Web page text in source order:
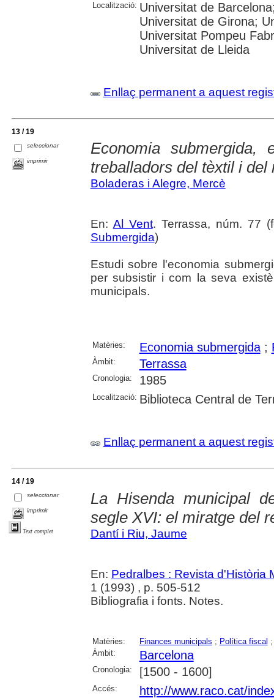
Localització: Universitat de
Universitat de Girona;
Universitat Pompeu
Universitat de Lleida
Enllaç permanent a aquest
13 / 19
seleccionar
imprimir
Economia
treballadors del tèxtil i del
Boladeras i Alegre, Mercè
En: Al Vent. Terrassa, núm. 77
Submergida)
Estudi sobre l'economia
per subsistir i com la seva
municipals.
Matèries: Economia submergida;
Àmbit: Terrassa
Cronologia: 1985
Localització: Biblioteca Central de
Enllaç permanent a aquest
14 / 19
seleccionar
imprimir
Text complet
La Hisenda municipal
segle XVI: el miratge del
Dantí i Riu, Jaume
En: Pedralbes : Revista d'Història
1 (1993) , p. 505-512
Bibliografia i fonts. Notes.
Matèries: Finances municipals ; Política fiscal
Àmbit:
Barcelona
Cronologia: [1500 - 1600]
Accés: http://www.raco.cat/